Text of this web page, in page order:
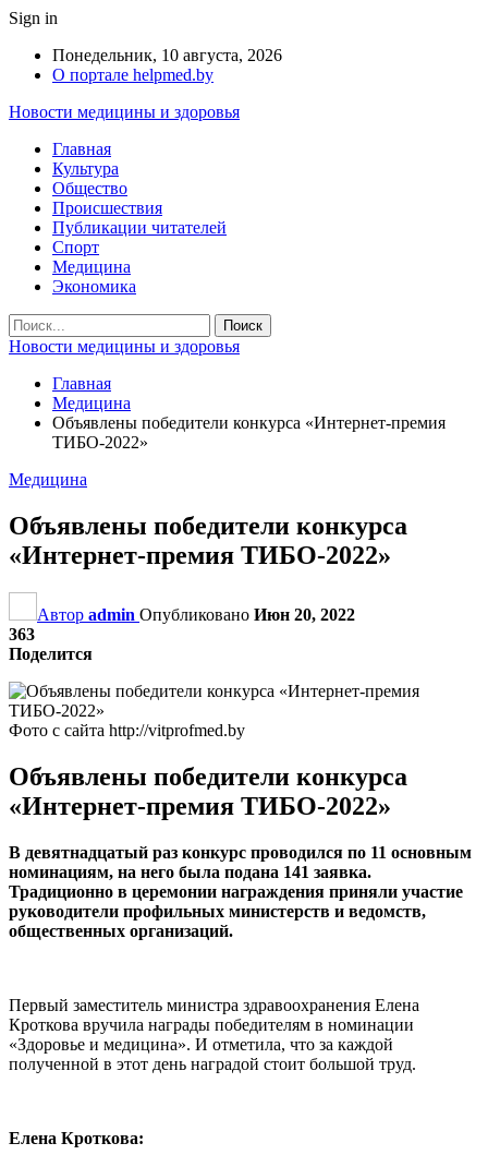
Sign in
Понедельник, 10 августа, 2026
О портале helpmed.by
Новости медицины и здоровья
Главная
Культура
Общество
Происшествия
Публикации читателей
Спорт
Медицина
Экономика
Новости медицины и здоровья
Главная
Медицина
Объявлены победители конкурса «Интернет-премия
ТИБО-2022»
Медицина
Объявлены победители конкурса
«Интернет-премия ТИБО-2022»
Автор admin Опубликовано Июн 20, 2022
363
Поделится
Фото с сайта http://vitprofmed.by
Объявлены победители конкурса
«Интернет-премия ТИБО-2022»
В девятнадцатый раз конкурс проводился по 11 основным
номинациям, на него была подана 141 заявка.
Традиционно в церемонии награждения приняли участие
руководители профильных министерств и ведомств,
общественных организаций.
Первый заместитель министра здравоохранения Елена
Кроткова вручила награды победителям в номинации
«Здоровье и медицина». И отметила, что за каждой
полученной в этот день наградой стоит большой труд.
Елена Кроткова: